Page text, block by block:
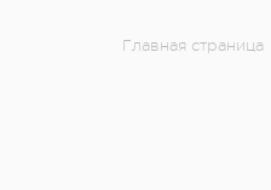
Главная страница